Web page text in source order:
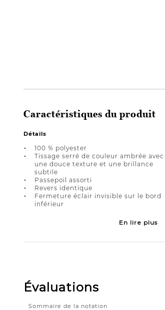
Caractéristiques du produit
Détails
100 % polyester
Tissage serré de couleur ambrée avec
une douce texture et une brillance
subtile
Passepoil assorti
Revers identique
Fermeture éclair invisible sur le bord
inférieur
En lire plus